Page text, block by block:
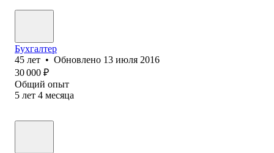
Бухгалтер
45 лет • Обновлено 13 июля 2016
30 000 ₽
Общий опыт
5 лет 4 месяца